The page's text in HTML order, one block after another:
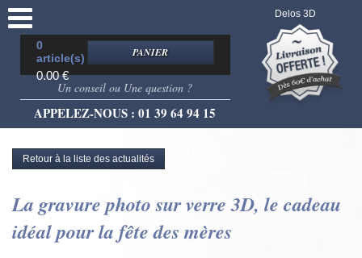
Delos 3D
PANIER
0
article(s)
0.00€
Un conseil ou Une question ?
APPELEZ-NOUS : 01 39 64 94 15
Retour à la liste des actualités
La gravure photo sur verre 3D, le cadeau
idéal pour la fête des mères